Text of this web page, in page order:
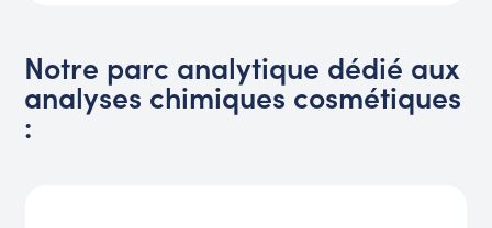
Notre parc analytique dédié aux
analyses chimiques cosmétiques
: